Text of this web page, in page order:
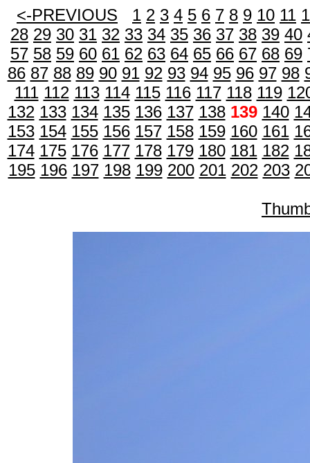
<-PREVIOUS 1 2 3 4 5 6 7 8 9 10 11
28 29 30 31 32 33 34 35 36 37 38 39 40
57 58 59 60 61 62 63 64 65 66 67 68 69
86 87 88 89 90 91 92 93 94 95 96 97 98
111 112 113 114 115 116 117 118 119
132 133 134 135 136 137 138 139 140
153 154 155 156 157 158 159 160 161
174 175 176 177 178 179 180 181 182
195 196 197 198 199 200 201 202 203